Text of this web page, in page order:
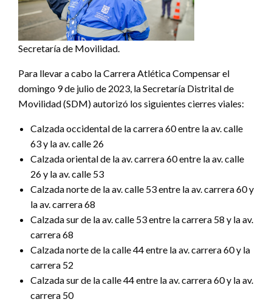
Secretaría de Movilidad.
Para llevar a cabo la Carrera Atlética Compensar el
domingo 9 de julio de 2023, la Secretaría Distrital de
Movilidad (SDM) autorizó los siguientes cierres viales:
Calzada occidental de la carrera 60 entre la av. calle
63 y la av. calle 26
Calzada oriental de la av. carrera 60 entre la av. calle
26 y la av. calle 53
Calzada norte de la av. calle 53 entre la av. carrera 60 y
la av. carrera 68
Calzada sur de la av. calle 53 entre la carrera 58 y la av.
carrera 68
Calzada norte de la calle 44 entre la av. carrera 60 y la
carrera 52
Calzada sur de la calle 44 entre la av. carrera 60 y la av.
carrera 50